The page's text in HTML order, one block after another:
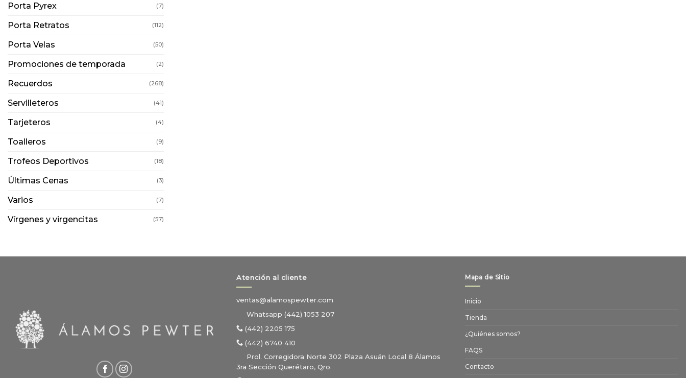
Porta Pyrex (7)
Porta Retratos (112)
Porta Velas (50)
Promociones de temporada (2)
Recuerdos (268)
Servilleteros (41)
Tarjeteros (4)
Toalleros (9)
Trofeos Deportivos (18)
Últimas Cenas (3)
Varios (7)
Vírgenes y virgencitas (57)
Atención al cliente
ventas@alamospewter.com
Whatsapp (442) 1053 207
(442) 2205 175
(442) 6740 410
Prol. Corregidora Norte 302 Plaza Asuán Local 8 Álamos
3ra Sección Querétaro, Qro.
Mapa de Sitio
Inicio
Tienda
¿Quiénes somos?
FAQS
Contacto